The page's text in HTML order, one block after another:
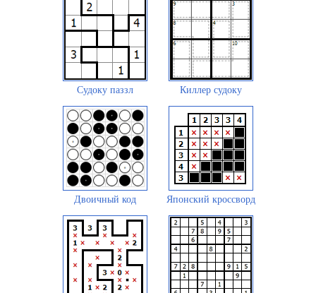
Судоку паззл Киллер судоку
Двоичный код Японский кроссворд